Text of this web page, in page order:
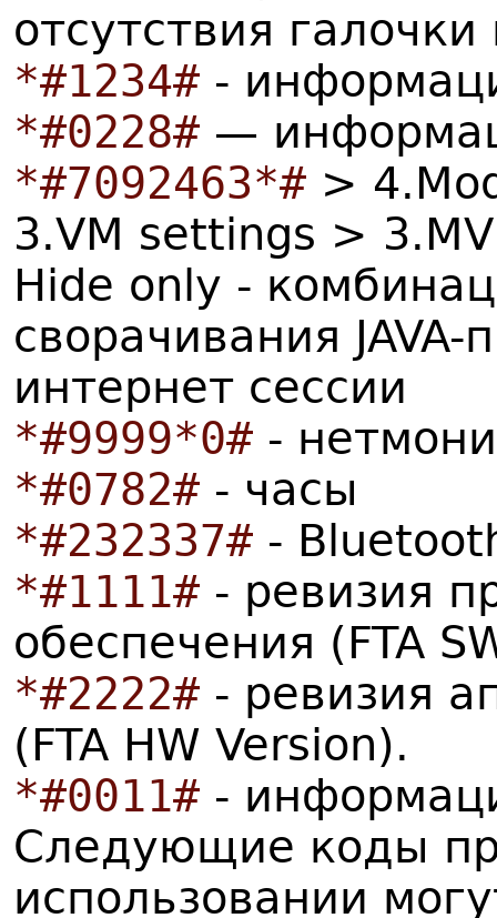
отсутствия
*#1234# -
*#0228# —
*#7092463*# >
3.VM settings >
Hide only -
сворачивания
интернет сессии
*#9999*0# -
*#0782# - часы
*#232337# -
*#1111# - ревизия
обеспечения (FTA
*#2222# - ревизия
(FTA HW Version).
*#0011# -
Следующие коды
использовании